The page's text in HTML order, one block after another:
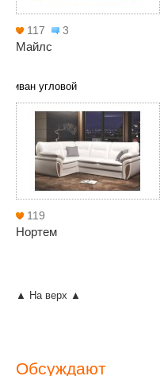
117 3
Майлс
Диван угловой
119
Нортем
▲ На верх ▲
Обсуждают